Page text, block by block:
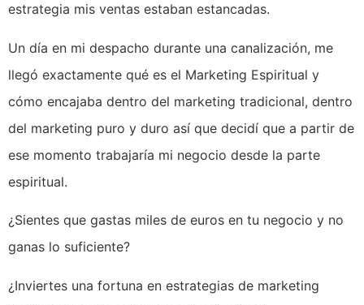
estrategia mis ventas estaban estancadas.
Un día en mi despacho durante una canalización, me
llegó exactamente qué es el Marketing Espiritual y
cómo encajaba dentro del marketing tradicional, dentro
del marketing puro y duro así que decidí que a partir de
ese momento trabajaría mi negocio desde la parte
espiritual.
¿Sientes que gastas miles de euros en tu negocio y no
ganas lo suficiente?
¿Inviertes una fortuna en estrategias de marketing